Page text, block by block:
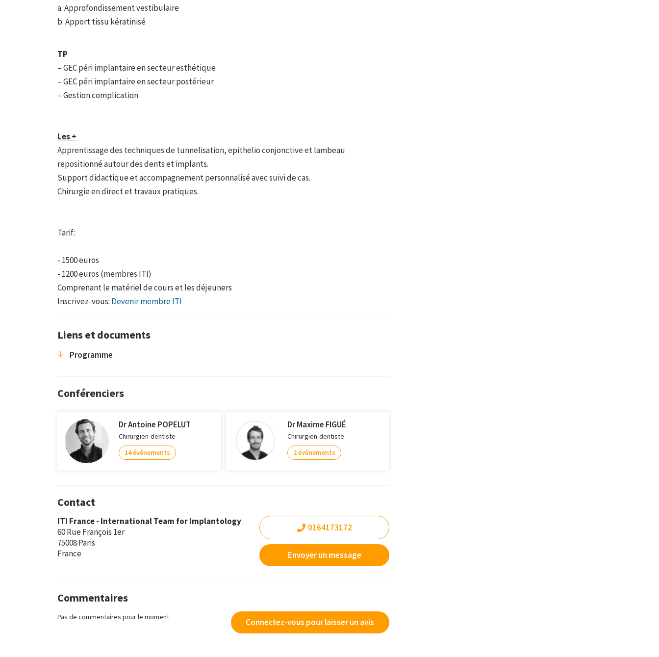
a. Approfondissement vestibulaire
b. Apport tissu kératinisé
TP
– GEC péri implantaire en secteur esthétique
– GEC péri implantaire en secteur postérieur
– Gestion complication
Les +
Apprentissage des techniques de tunnelisation, epithelio conjonctive et lambeau
repositionné autour des dents et implants.
Support didactique et accompagnement personnalisé avec suivi de cas.
Chirurgie en direct et travaux pratiques.
Tarif:
- 1500 euros
- 1200 euros (membres ITI)
Comprenant le matériel de cours et les déjeuners
Inscrivez-vous: Devenir membre ITI
Liens et documents
Programme
Conférenciers
Dr Antoine POPELUT
Chirurgien-dentiste
14 événements
Dr Maxime FIGUÉ
Chirurgien-dentiste
2 événements
Contact
ITI France - International Team for Implantology
60 Rue François 1er
75008 Paris
France
0164173172
Envoyer un message
Commentaires
Pas de commentaires pour le moment Connectez-vous pour laisser un avis